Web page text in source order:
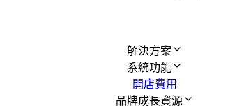
解決方案
系統功能
開店費用
品牌成長資源